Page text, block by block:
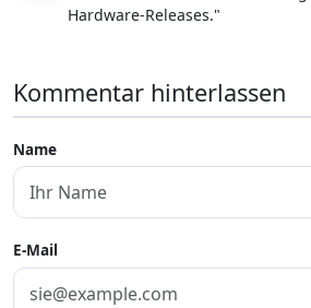
Hardware-Releases."
Kommentar hinterlassen
Name
E-Mail